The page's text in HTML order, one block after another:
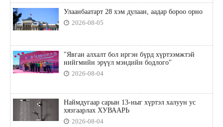
Улаанбаатарт 28 хэм дулаан, аадар бороо орно
2026-08-05
"Явган алхалт бол иргэн бүрд хүртээмжтэй
нийгмийн эрүүл мэндийн бодлого"
2026-08-04
Наймдугаар сарын 13-ныг хүртэл халуун ус
хязгаарлах ХУВААРЬ
2026-08-04